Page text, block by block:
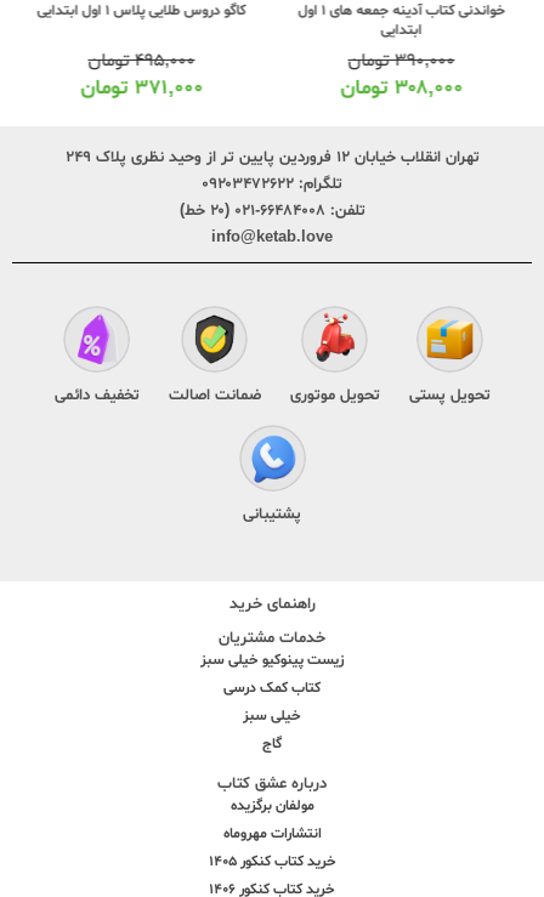
خواندنی کتاب آدینه جمعه های 1 اول
ابتدایی
۳۹۰,۰۰۰تومان
۳۰۸,۰۰۰ تومان
کاگو دروس طلایی پلاس 1 اول ابتدایی
۴۹۵,۰۰۰تومان
۳۷۱,۰۰۰ تومان
تهران انقلاب خیابان ۱۲ فروردین پایین تر از وحید نظری پلاک ۲۴۹
تلگرام: ۰۹۲۰۳۴۷۲۶۲۲
تلفن: ۶۶۴۸۴۰۰۸-۰۲۱ (۲۰ خط)
info@ketab.love
تحویل پستی تحویل موتوری ضمانت اصالت تخفیف دائمی
پشتیبانی
راهنمای خرید
خدمات مشتریان
زیست پینوکیو خیلی سبز
کتاب کمک درسی
خیلی سبز
گاج
درباره عشق کتاب
مولفان برگزیده
انتشارات مهروماه
خرید کتاب کنکور 1405
خرید کتاب کنکور 1406